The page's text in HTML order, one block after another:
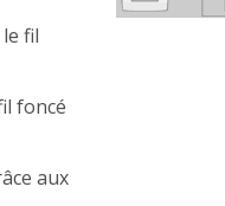
fil
foncé
aux